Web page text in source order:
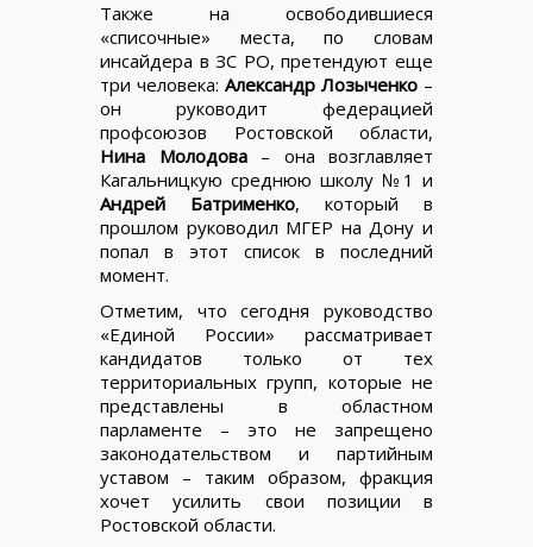
Также на освободившиеся
«списочные» места, по словам
инсайдера в ЗС РО, претендуют еще
три человека: Александр Лозыченко –
он руководит федерацией
профсоюзов Ростовской области,
Нина Молодова– она возглавляет
Кагальницкую среднюю школу №1 и
Андрей Батрименко, который в
прошлом руководил МГЕР на Дону и
попал в этот список в последний
момент.
Отметим, что сегодня руководство
«Единой России» рассматривает
кандидатов только от тех
территориальных групп, которые не
представлены в областном
парламенте – это не запрещено
законодательством и партийным
уставом – таким образом, фракция
хочет усилить свои позиции в
Ростовской области.